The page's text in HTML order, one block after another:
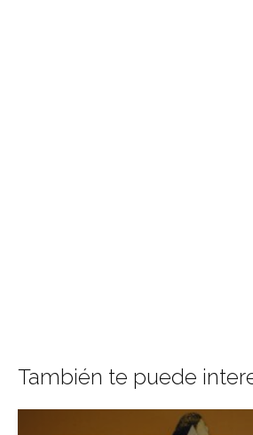
También te puede